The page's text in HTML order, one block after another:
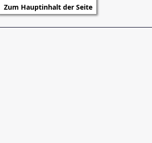
Zum Hauptinhalt der Seite